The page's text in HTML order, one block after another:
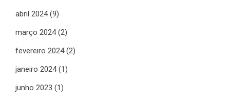
abril 2024(9)
março 2024(2)
fevereiro 2024(2)
janeiro 2024(1)
junho 2023 (1)